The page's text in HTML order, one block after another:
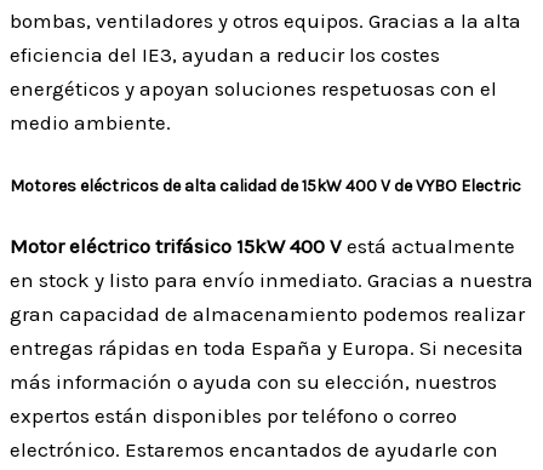
bombas, ventiladores y otros equipos. Gracias a la alta
eficiencia del IE3, ayudan a reducir los costes
energéticos y apoyan soluciones respetuosas con el
medio ambiente.
Motores eléctricos de alta calidad de 15kW 400 V de VYBO Electric
Motor eléctrico trifásico 15kW 400 V está actualmente
en stock y listo para envío inmediato. Gracias a nuestra
gran capacidad de almacenamiento podemos realizar
entregas rápidas en toda España y Europa. Si necesita
más información o ayuda con su elección, nuestros
expertos están disponibles por teléfono o correo
electrónico. Estaremos encantados de ayudarle con